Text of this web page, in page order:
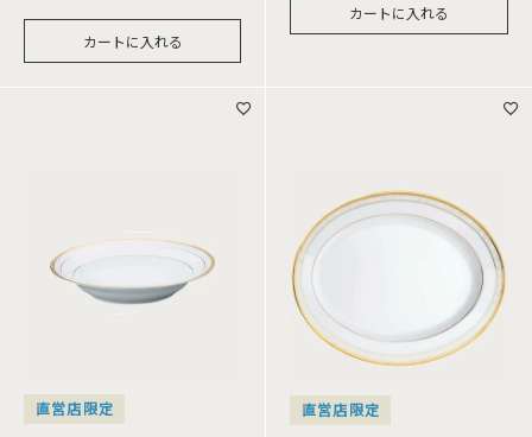
カートに入れる
カートに入れる
直営店限定 直営店限定